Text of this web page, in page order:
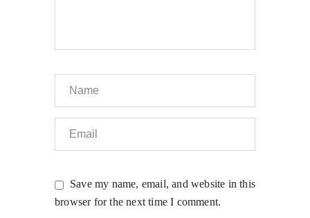
Save my name, email, and website in this
browser for the next time I comment.